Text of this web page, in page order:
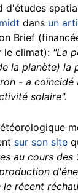
d'études
dans un
Brief
le climat): "La
la planète) la
- a coïncidé
solaire".
sur son site
au cours des
le récent